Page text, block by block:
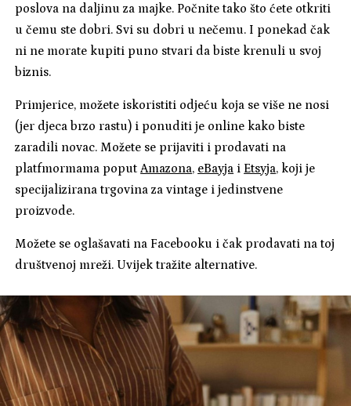
poslova na daljinu za majke. Počnite tako što ćete otkriti
u čemu ste dobri. Svi su dobri u nečemu. I ponekad čak
ni ne morate kupiti puno stvari da biste krenuli u svoj
biznis.
Primjerice, možete iskoristiti odjeću koja se više ne nosi
(jer djeca brzo rastu) i ponuditi je online kako biste
zaradili novac. Možete se prijaviti i prodavati na
platfmormama poputAmazona, eBayja i Etsyja, koji je
specijalizirana trgovina za vintage i jedinstvene
proizvode.
Možete se oglašavati na Facebooku i čak prodavati na toj
društvenoj mreži. Uvijek tražite alternative.